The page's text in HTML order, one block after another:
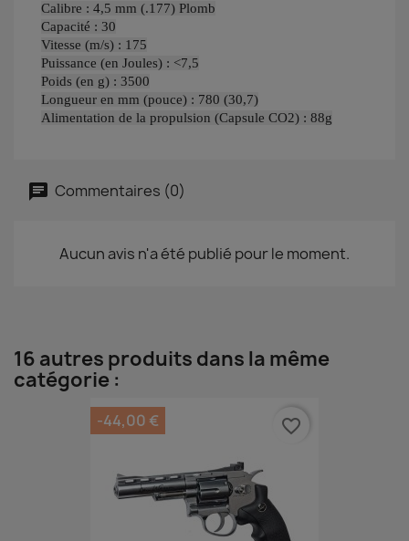
Calibre : 4,5 mm (.177) Plomb
Capacité : 30
Vitesse (m/s) : 175
Puissance (en Joules) : <7,5
Poids (en g) : 3500
Longueur en mm (pouce) : 780 (30,7)
Alimentation de la propulsion (Capsule CO2) : 88g
Commentaires (0)
Aucun avis n'a été publié pour le moment.
16 autres produits dans la même
catégorie :
-44,00 € favorite_border